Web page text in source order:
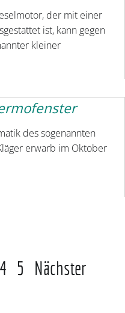
der mit einer
ist, kann gegen
kleiner
des sogenannten
erwarb im Oktober
4 5 Nächster